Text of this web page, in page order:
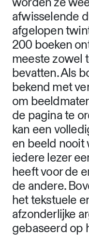
In het
visualisaties
pagina
worden ze
afwisselende
afgelopen
200 boeken
meeste zowel
bevatten. Als
bekend met
om